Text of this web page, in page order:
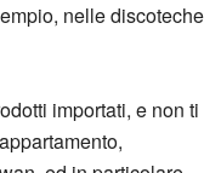
nelle discoteche
importati, e non ti